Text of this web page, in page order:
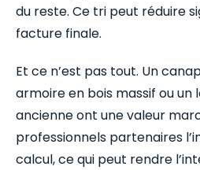
du reste. Ce tri peut réduire
facture finale.
Et ce n’est pas tout. Un
armoire en bois massif ou un
ancienne ont une valeur
professionnels partenaires
calcul, ce qui peut rendre